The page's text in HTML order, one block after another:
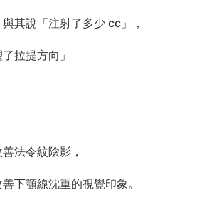
其說「注射了多少 cc」，
拉提方向」
法令紋陰影，
下顎線沈重的視覺印象。